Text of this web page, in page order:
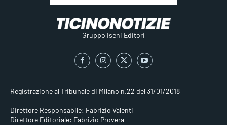
Gruppo Iseni Editori
Registrazione al Tribunale di Milano n.22 del 31/01/2018
Direttore Responsabile: Fabrizio Valenti
Direttore Editoriale: Fabrizio Provera